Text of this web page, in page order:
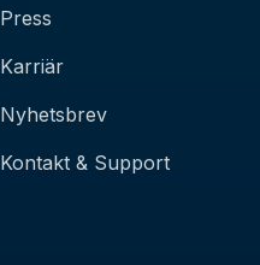
Press
Karriär
Nyhetsbrev
Kontakt & Support